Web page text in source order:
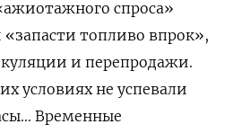
спроса»
топливо впрок»,
и перепродажи.
условиях не успевали
Временные